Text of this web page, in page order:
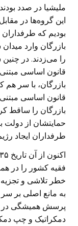
ملیشیا در صدد
این گروه‌ها در
بودیم که
بازرگان وارد
را می‌زدند. در
قانون اساسی
بازرگان، با سر
قانون اساسی
بازرگان را ساقط
حمایتشان از دولت
طرفداران ایجاد
فقیه کشور را در
خطر تلاشی و
به مانع اصلی بر
پرسش همیشگی در
دمکراتیک و چپ